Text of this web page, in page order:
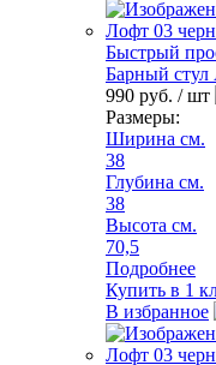
Быстрый
Барный
990 руб. / шт
Размеры:
Ширина см.
38
Глубина см.
38
Высота см.
70,5
Подробнее
Купить в 1
В избранное